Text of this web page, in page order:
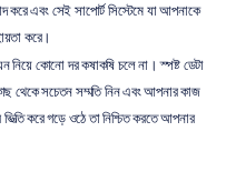
করে এবং সেই সাপোর্ট সিস্টেমে যা আপনাকে
করে।
নিয়ে কোনো দর কষাকষি চলে না। স্পষ্ট ডেটা
থেকে সচেতন সম্মতি নিন এবং আপনার কাজ
করে গড়ে ওঠে তা নিশ্চিত করতে আপনার